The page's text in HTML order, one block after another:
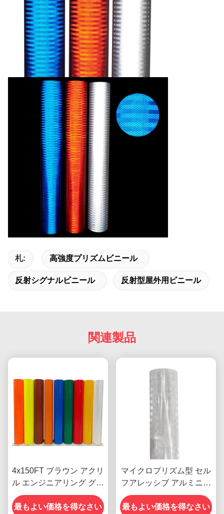
札: 高強度プリズムビニール
反射シグナルビニール 反射型屋外用ビニール
関連製品
4x150FT ブラウン アクリ
ル エンジニアリング グレ
ード EGP プリズマ 逆反
射シート 道路標識用ビニ
最もよい価格を得なさい
マイクロプリズム型 セル
フアレッシブ アルミニ化
EGP反射フィルム
最もよい価格を得なさい